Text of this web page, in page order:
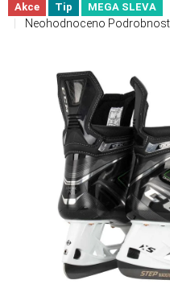
Akce Tip MEGA SLEVA
Průměrné hodnocení
Neohodnoceno